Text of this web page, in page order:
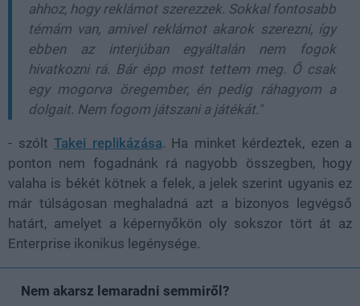
ahhoz, hogy reklámot szerezzek. Sokkal fontosabb
témám van, amivel reklámot akarok szerezni, így
ebben az interjúban egyáltalán nem fogok
hivatkozni rá. Bár épp most tettem meg. Ő csak
egy mogorva öregember, én pedig ráhagyom a
dolgait. Nem fogom játszani a játékát."
- szólt Takei replikázása. Ha minket kérdeztek, ezen a
ponton nem fogadnánk rá nagyobb összegben, hogy
valaha is békét kötnek a felek, a jelek szerint ugyanis ez
már túlságosan meghaladná azt a bizonyos legvégső
határt, amelyet a képernyőkön oly sokszor tört át az
Enterprise ikonikus legénysége.
Nem akarsz lemaradni semmiről?